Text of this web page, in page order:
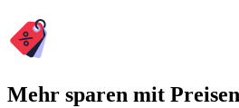
Mehr sparen mit